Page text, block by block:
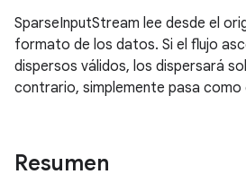
SparseInputStream lee desde el
formato de los datos. Si el flujo
dispersos válidos, los dispersará
contrario, simplemente pasa como
Resumen